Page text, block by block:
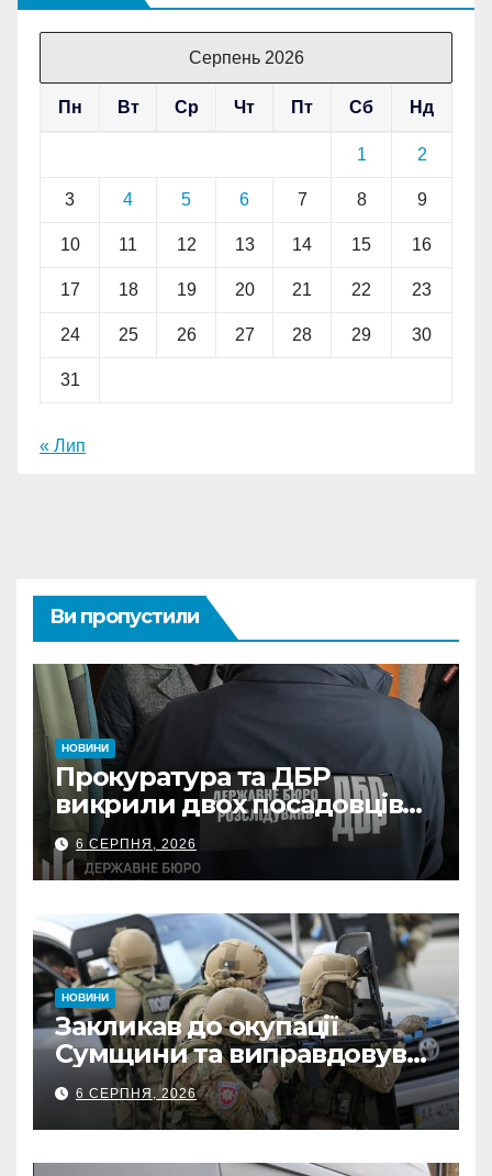
Серпень 2026
Пн Вт Ср Чт Пт Сб Нд
1 2
3 4 5 6 7 8 9
10 11 12 13 14 15 16
17 18 19 20 21 22 23
24 25 26 27 28 29 30
31
« Лип
Ви пропустили
НОВИНИ
Прокуратура та ДБР
викрили двох посадовців
ДПС Сумщини на вимаганні
неправомірної вигоди у
ФОПа
6 СЕРПНЯ, 2026
НОВИНИ
Закликав до окупації
Сумщини та виправдовував
обстріли: СБУ викрила
прокремлівського агітатора
з Охтирки
6 СЕРПНЯ, 2026